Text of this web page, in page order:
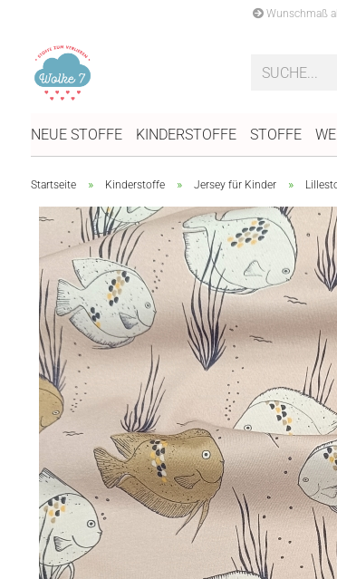
Wunschmaß
NEUE STOFFE KINDERSTOFFE STOFFE
Startseite » Kinderstoffe » Jersey für Kinder »